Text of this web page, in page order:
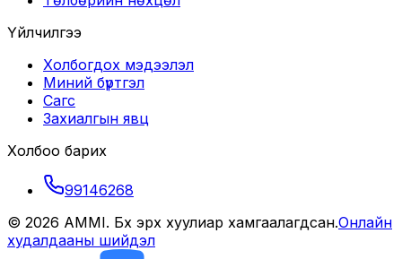
Үйлчилгээ
Холбогдох мэдээлэл
Миний бүртгэл
Сагс
Захиалгын явц
Холбоо барих
99146268
© 2026 AMMI. Бүх эрх хуулиар хамгаалагдсан.Онлайн
худалдааны шийдэл